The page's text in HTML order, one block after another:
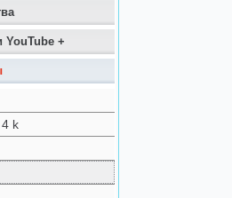
+
k